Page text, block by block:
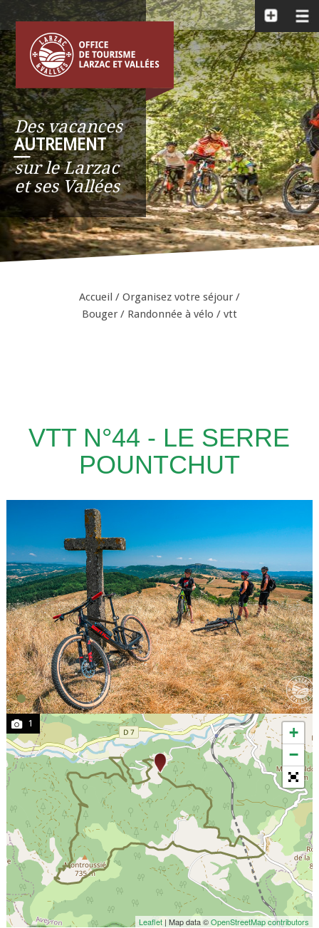
Des vacances
AUTREMENT
__
sur le Larzac
et ses Vallées
Accueil / Organisez votre séjour /
Bouger / Randonnée à vélo / vtt
VTT N°44 - LE SERRE
POUNTCHUT
1
+
−
Leaflet | Map data ©OpenStreetMap contributors